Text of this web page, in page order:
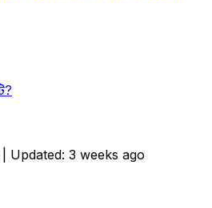
Updated: 3 weeks ago